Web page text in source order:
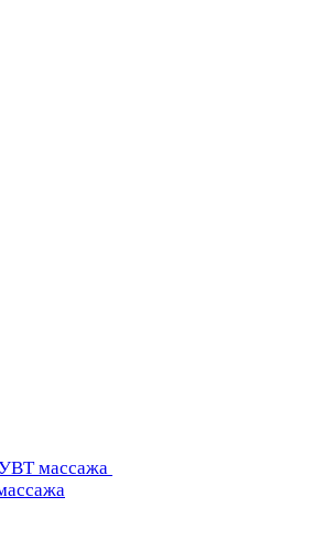
УВТ массажа